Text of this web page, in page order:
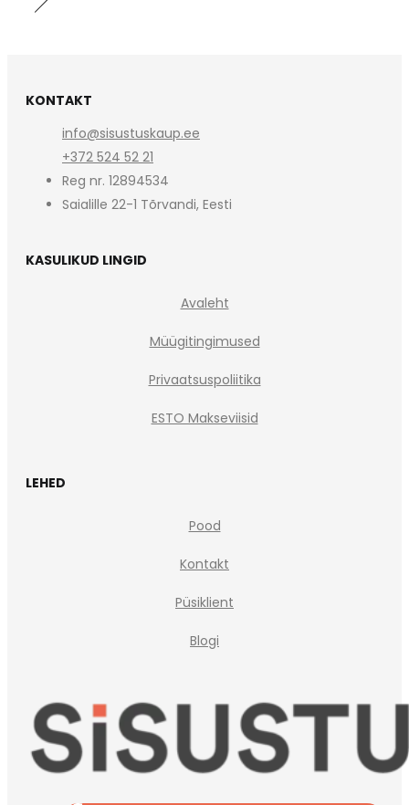
KONTAKT
info@sisustuskaup.ee
+372 524 52 21
Reg nr. 12894534
Saialille 22-1 Tõrvandi, Eesti
KASULIKUD LINGID
Avaleht
Müügitingimused
Privaatsuspoliitika
ESTO Makseviisid
LEHED
Pood
Kontakt
Püsiklient
Blogi